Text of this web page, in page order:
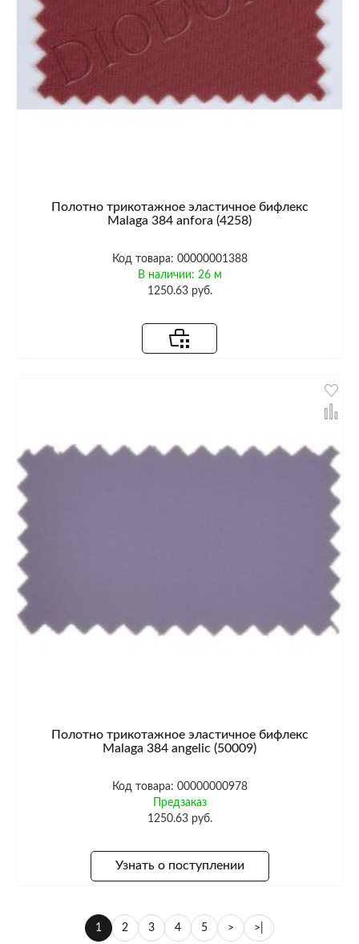
Полотно трикотажное эластичное бифлекс
Malaga 384 anfora (4258)
Код товара: 00000001388
В наличии: 26 м
1250.63 руб.
Полотно трикотажное эластичное бифлекс
Malaga 384 angelic (50009)
Код товара: 00000000978
Предзаказ
1250.63 руб.
Узнать о поступлении
1 2 3 4 5 > >|